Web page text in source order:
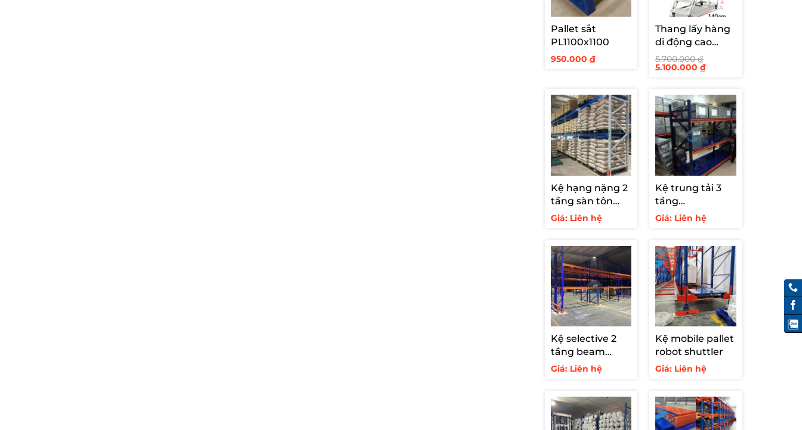
Pallet sắt
PL1100x1100
950.000 ₫
Thang lấy hàng
di động cao
1500mm
5.700.000₫
Giá
5.100.000₫Giá
5.100.000 ₫.
Kệ hạng nặng 2
tầng sàn tôn
C4000
Giá: Liên hệ
Kệ trung tải 3
tầng
300kg/tầng – để
Giá: Liên hệ
Kệ selective 2
tầng beam
2000kg
Giá: Liên hệ
Kệ mobile pallet
robot shuttler
Giá: Liên hệ